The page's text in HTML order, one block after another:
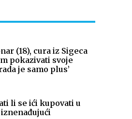
(18), cura iz Sigeca
pokazivati svoje
je samo plus’
li se ići kupovati u